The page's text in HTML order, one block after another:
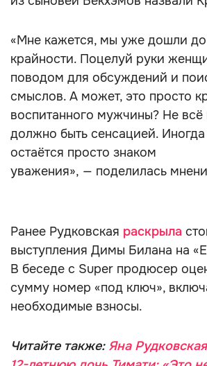
«Мне кажется, мы уже дошли до
крайности. Поцелуй руки
поводом для обсуждений и
смыслов. А может, это просто
воспитанного мужчины? Не всё
должно быть сенсацией.
остаётся просто знаком
уважения», — поделилась
Ранее Рудковская раскрыла
выступления Димы Билана на
В беседе с Super продюсер
сумму номер «под ключ»,
необходимые взносы.
Читайте также: Яна